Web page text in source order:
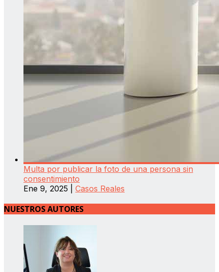
Multa por publicar la foto de una persona sin
consentimiento
Ene 9, 2025
Casos Reales
NUESTROS AUTORES